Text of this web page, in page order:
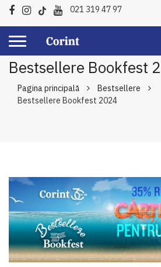
021 319 47 97
Bestsellere Bookfest
Pagina principală
Bestsellere
Bestsellere Bookfest 2024